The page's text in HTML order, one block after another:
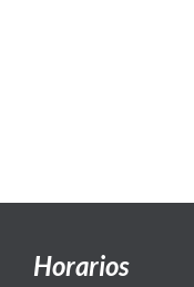
Horarios